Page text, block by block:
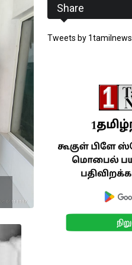
Share
Tweets by 1tamilnews